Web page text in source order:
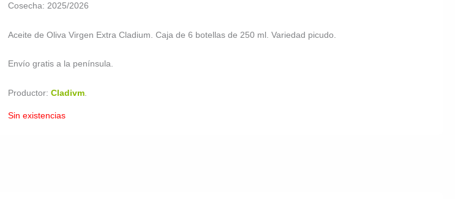
Cosecha: 2025/2026
Aceite de Oliva Virgen Extra Cladium. Caja de 6 botellas de 250 ml. Variedad picudo.
Envío gratis a la península.
Productor: Cladivm.
Sin existencias